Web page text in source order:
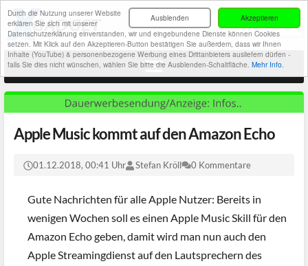
Akzeptieren
Ausblenden
Durch die Nutzung unserer Website
erklären Sie sich mit unserer
Datenschutzerklärung einverstanden, wir und eingebundene Dienste können Cookies
setzen. Mit Klick auf den Akzeptieren-Button bestätigen Sie außerdem, dass wir Ihnen
Inhalte (YouTube) & personenbezogene Werbung eines Drittanbieters ausliefern dürfen -
falls Sie dies nicht wünschen, wählen Sie bitte die Ausblenden-Schaltfläche. Mehr Info.
Apple Music kommt auf den Amazon Echo
01.12.2018, 00:41 Uhr Stefan Kröll 0 Kommentare
Gute Nachrichten für alle Apple Nutzer: Bereits in
wenigen Wochen soll es einen Apple Music Skill für den
Amazon Echo geben, damit wird man nun auch den
Apple Streamingdienst auf den Lautsprechern des